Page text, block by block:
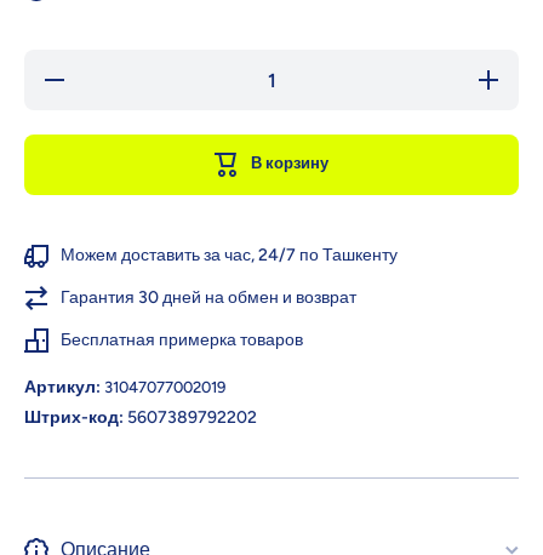
Уменьшить
В корзину
Можем доставить за час, 24/7 по Ташкенту
Гарантия 30 дней на обмен и возврат
Бесплатная примерка товаров
Артикул: 31047077002019
Штрих-код: 5607389792202